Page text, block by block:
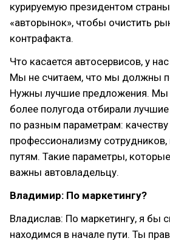
курируемую президентом
«авторынок», чтобы очистить
контрафакта.
Что касается автосервисов, у
Мы не считаем, что мы должны
Нужны лучшие предложения. Мы
более полугода отбирали
по разным параметрам:
профессионализму
путям. Такие параметры,
важны автовладельцу.
Владимир: По маркетингу?
Владислав: По маркетингу, я бы
находимся в начале пути. Ты